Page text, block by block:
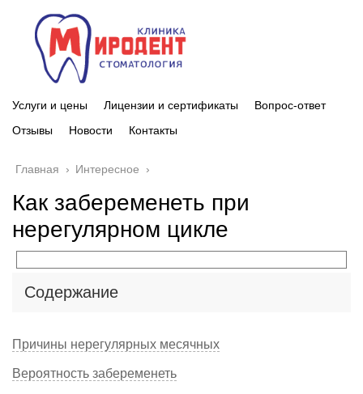
Услуги и цены Лицензии и сертификаты
Вопрос-ответ
Отзывы
Новости Контакты
Главная › Интересное ›
Как забеременеть при
нерегулярном цикле
Содержание
Причины нерегулярных месячных
Вероятность забеременеть